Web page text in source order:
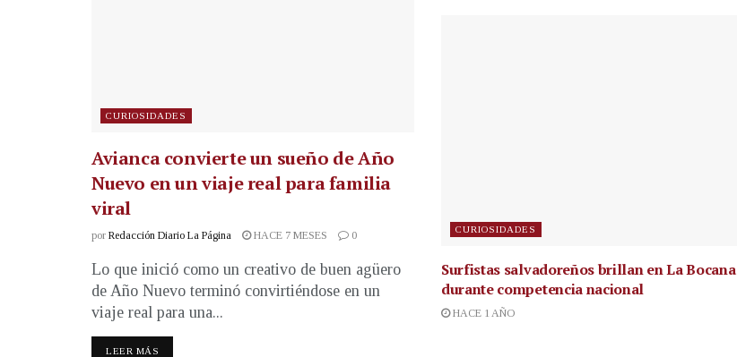
CURIOSIDADES
Avianca convierte un sueño de Año
Nuevo en un viaje real para familia
viral
por Redacción Diario La Página HACE 7 MESES 0
Lo que inició como un creativo de buen agüero
de Año Nuevo terminó convirtiéndose en un
viaje real para una...
LEER MÁS
CURIOSIDADES
Surfistas salvadoreños brillan en La Bocana
durante competencia nacional
HACE 1 AÑO